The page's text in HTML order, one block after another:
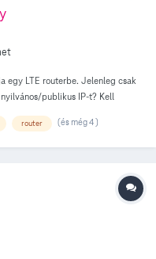
van? Előre is köszönöm a
egy LTE routerbe. Jelenleg csak
publikus IP-t? Kell
router (és még 4 )